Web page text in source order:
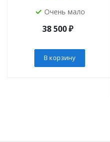
Очень мало
38 500₽
В корзину